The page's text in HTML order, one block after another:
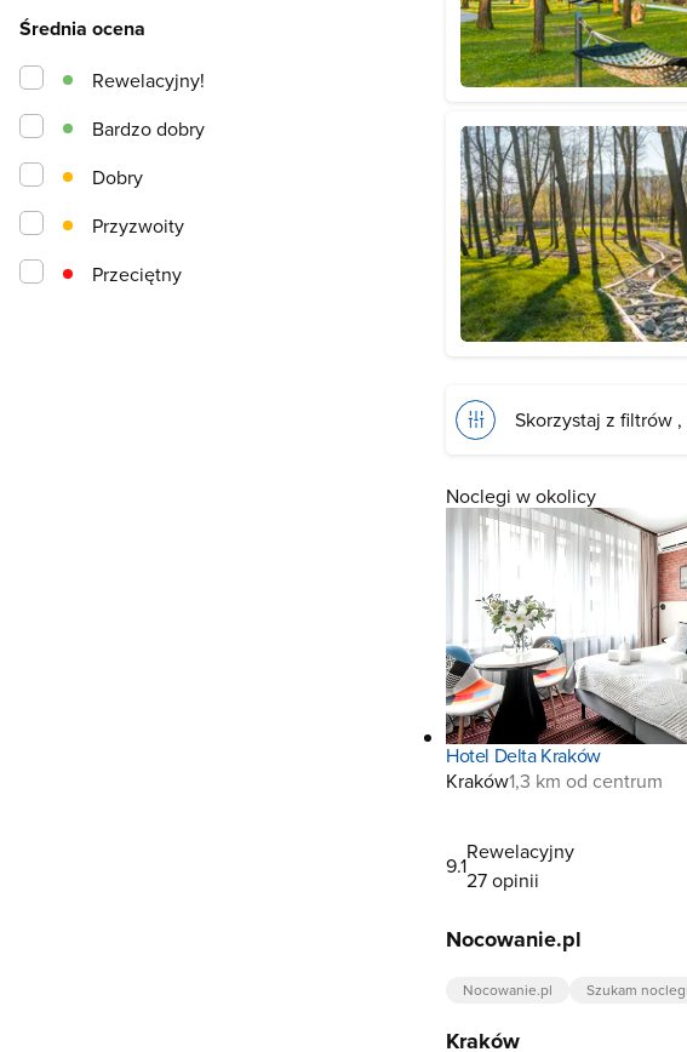
Skorzystaj z filtrów
Noclegi w okolicy
Hotel Delta Kraków
Kraków1,3 km od centrum
9.1
Rewelacyjny
27 opinii
Nocowanie.pl
Nocowanie.pl Szukam
Kraków
Średnia ocena
Przeciętny
Przyzwoity
Dobry
Bardzo dobry
Rewelacyjny!